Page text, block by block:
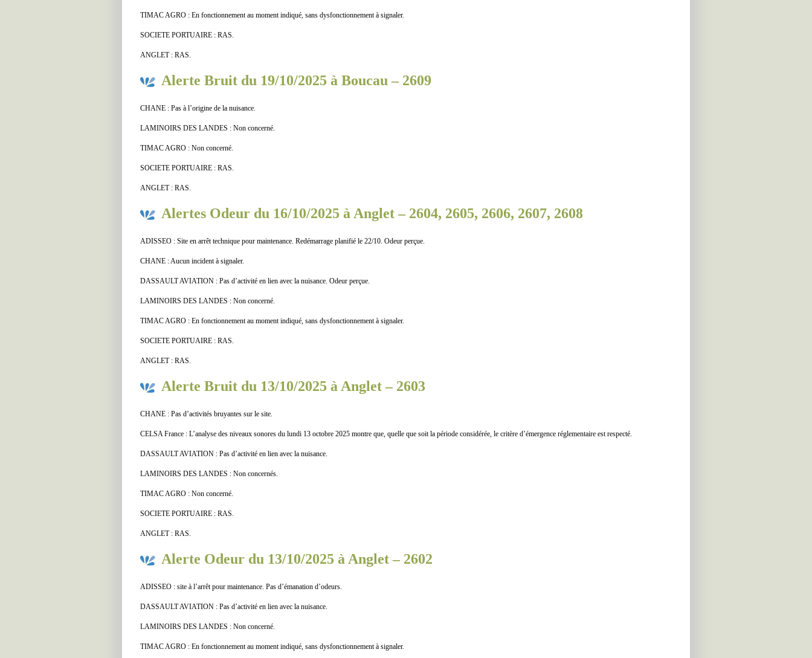
TIMAC AGRO : En fonctionnement au moment indiqué, sans dysfonctionnement à signaler.
SOCIETE PORTUAIRE : RAS.
ANGLET : RAS.
Alerte Bruit du 19/10/2025 à Boucau – 2609
CHANE : Pas à l’origine de la nuisance.
LAMINOIRS DES LANDES : Non concerné.
TIMAC AGRO : Non concerné.
SOCIETE PORTUAIRE : RAS.
ANGLET : RAS.
Alertes Odeur du 16/10/2025 à Anglet – 2604, 2605, 2606, 2607, 2608
ADISSEO : Site en arrêt technique pour maintenance. Redémarrage planifié le 22/10. Odeur perçue.
CHANE : Aucun incident à signaler.
DASSAULT AVIATION : Pas d’activité en lien avec la nuisance. Odeur perçue.
LAMINOIRS DES LANDES : Non concerné.
TIMAC AGRO : En fonctionnement au moment indiqué, sans dysfonctionnement à signaler.
SOCIETE PORTUAIRE : RAS.
ANGLET : RAS.
Alerte Bruit du 13/10/2025 à Anglet – 2603
CHANE : Pas d’activités bruyantes sur le site.
CELSA France : L’analyse des niveaux sonores du lundi 13 octobre 2025 montre que, quelle que soit la période considérée, le critère d’émergence réglementaire est respecté.
DASSAULT AVIATION : Pas d’activité en lien avec la nuisance.
LAMINOIRS DES LANDES : Non concernés.
TIMAC AGRO : Non concerné.
SOCIETE PORTUAIRE : RAS.
ANGLET : RAS.
Alerte Odeur du 13/10/2025 à Anglet – 2602
ADISSEO : site à l’arrêt pour maintenance. Pas d’émanation d’odeurs.
DASSAULT AVIATION : Pas d’activité en lien avec la nuisance.
LAMINOIRS DES LANDES : Non concerné.
TIMAC AGRO : En fonctionnement au moment indiqué, sans dysfonctionnement à signaler.